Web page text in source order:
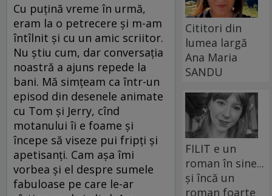
Cu puțină vreme în urmă,
eram la o petrecere și m-am
întîlnit și cu un amic scriitor.
Nu știu cum, dar conversația
noastră a ajuns repede la
bani. Mă simțeam ca într-un
episod din desenele animate
cu Tom și Jerry, cînd
motanului îi e foame și
începe să viseze pui fripți și
apetisanți. Cam așa îmi
vorbea și el despre sumele
fabuloase pe care le-ar
Cititori din
lumea largă
Ana Maria
SANDU
FILIT e un
roman în sine...
și încă un
roman foarte